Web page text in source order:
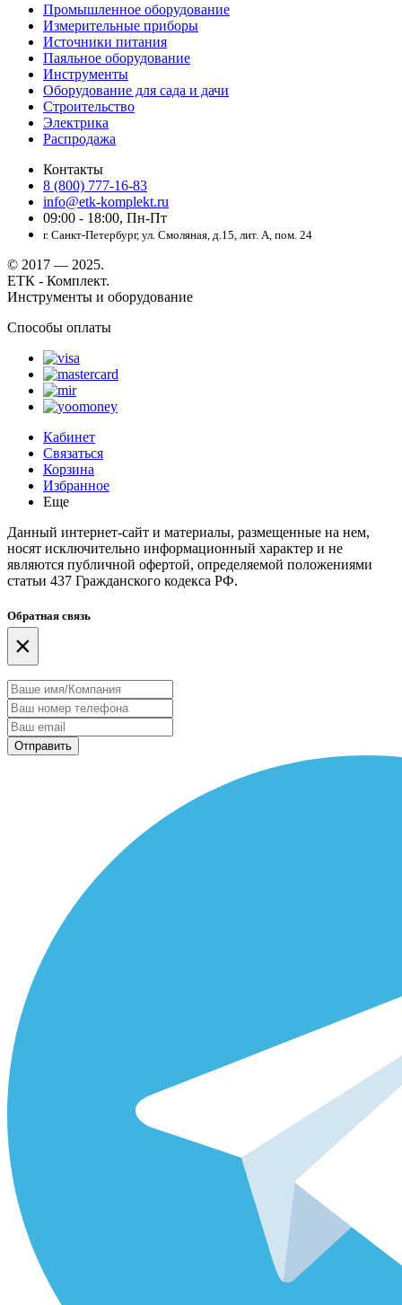
Промышленное оборудование
Измерительные приборы
Источники питания
Паяльное оборудование
Инструменты
Оборудование для сада и дачи
Строительство
Электрика
Распродажа
Контакты
8 (800) 777-16-83
info@etk-komplekt.ru
09:00 - 18:00, Пн-Пт
г. Санкт-Петербург, ул. Смоляная, д.15, лит. А, пом. 24
© 2017 — 2025.
ЕТК - Комплект.
Инструменты и оборудование
Способы оплаты
Кабинет
Связаться
Корзина
Избранное
Еще
Данный интернет-сайт и материалы, размещенные на нем,
носят исключительно информационный характер и не
являются публичной офертой, определяемой положениями
статьи 437 Гражданского кодекса РФ.
Обратная связь
×
Отправить